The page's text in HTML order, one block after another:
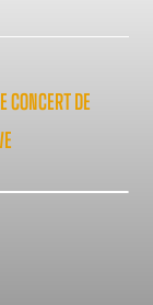
CONCERT DE